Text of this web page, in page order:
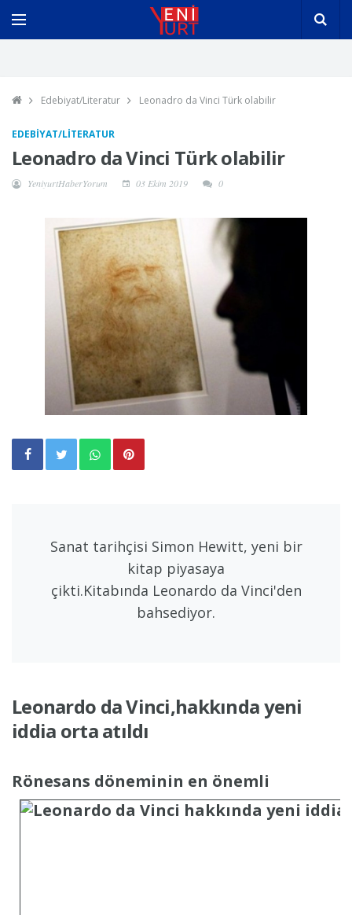
Edebiyat/Literatur Leonadro da Vinci Türk olabilir
EDEBIYAT/LITERATUR
Leonadro da Vinci Türk olabilir
YeniyurtHaberYorum 03 Ekim 2019 0
Sanat tarihçisi Simon Hewitt, yeni bir
kitap piyasaya
çikti.Kitabında Leonardo da Vinci'den
bahsediyor.
Leonardo da Vinci,hakkında yeni
iddia orta atıldı
Rönesans döneminin en önemli